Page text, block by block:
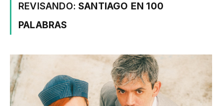
REVISANDO:SANTIAGO EN 100
PALABRAS